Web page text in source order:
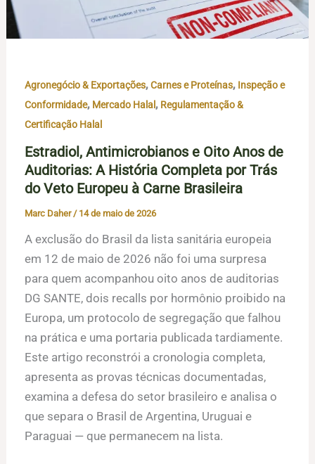
Agronegócio & Exportações,Carnes e Proteínas, Inspeção e
Conformidade, Mercado Halal, Regulamentação &
Certificação Halal
Estradiol, Antimicrobianos e Oito Anos de
Auditorias: A História Completa por Trás
do Veto Europeu à Carne Brasileira
Marc Daher/ 14 de maio de 2026
A exclusão do Brasil da lista sanitária europeia
em 12 de maio de 2026 não foi uma surpresa
para quem acompanhou oito anos de auditorias
DG SANTE, dois recalls por hormônio proibido na
Europa, um protocolo de segregação que falhou
na prática e uma portaria publicada tardiamente.
Este artigo reconstrói a cronologia completa,
apresenta as provas técnicas documentadas,
examina a defesa do setor brasileiro e analisa o
que separa o Brasil de Argentina, Uruguai e
Paraguai — que permanecem na lista.